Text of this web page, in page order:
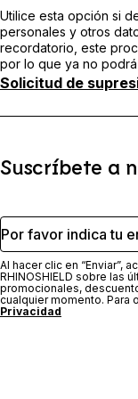
Utilice esta opción si
personales y otros
recordatorio, este
por lo que ya no
Solicitud de
Suscríbete a
Por favor indica tu
Al hacer clic en “Enviar”,
RHINOSHIELD sobre las
promocionales,
cualquier momento. Para
Privacidad